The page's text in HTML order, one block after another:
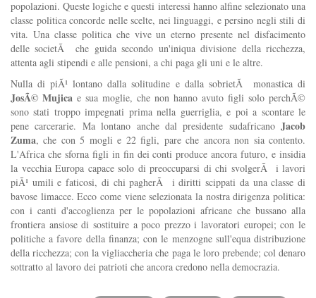
popolazioni. Queste logiche e questi interessi hanno alfine selezionato una
classe politica concorde nelle scelte, nei linguaggi, e persino negli stili di
vita. Una classe politica che vive un eterno presente nel disfacimento
delle societÃ che guida secondo un'iniqua divisione della ricchezza,
attenta agli stipendi e alle pensioni, a chi paga gli uni e le altre.
Nulla di piÃ¹ lontano dalla solitudine e dalla sobrietÃ monastica di
JosÃ© Mujica e sua moglie, che non hanno avuto figli solo perchÃ©
sono stati troppo impegnati prima nella guerriglia, e poi a scontare le
pene carcerarie. Ma lontano anche dal presidente sudafricano Jacob
Zuma, che con 5 mogli e 22 figli, pare che ancora non sia contento.
L'Africa che sforna figli in fin dei conti produce ancora futuro, e insidia
la vecchia Europa capace solo di preoccuparsi di chi svolgerÃ i lavori
piÃ¹ umili e faticosi, di chi pagherÃ i diritti scippati da una classe di
bavose limacce. Ecco come viene selezionata la nostra dirigenza politica:
con i canti d'accoglienza per le popolazioni africane che bussano alla
frontiera ansiose di sostituire a poco prezzo i lavoratori europei; con le
politiche a favore della finanza; con le menzogne sull'equa distribuzione
della ricchezza; con la vigliaccheria che paga le loro prebende; col denaro
sottratto al lavoro dei patrioti che ancora credono nella democrazia.